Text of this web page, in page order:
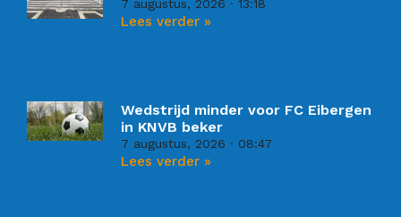
7 augustus, 2026 13:18
Lees verder »
Wedstrijd minder voor FC Eibergen
in KNVB beker
7 augustus, 2026 08:47
Lees verder »